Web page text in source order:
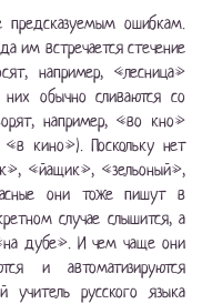
предсказуемым ошибкам.
им встречается стечение
например, «лесница»
обычно сливаются со
например, «во кно»
кино»). Поскольку нет
«йащик», «зельоный»,
они тоже пишут в
случае слышится, а
дубе». И чем чаще они
и автоматизируются
учитель русского языка